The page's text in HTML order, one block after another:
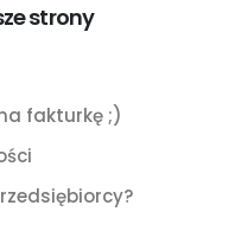
strony
fakturkę ;)